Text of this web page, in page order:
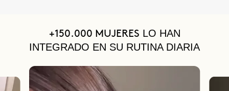
+150.000 MUJERES LO HAN
INTEGRADO EN SU RUTINA DIARIA